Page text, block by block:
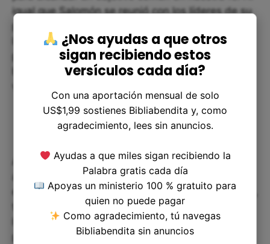
igual que Salomón se reunió con los líderes de su
pueblo, podemos buscar la compañía de otros
líderes en nuestra iglesia o comunidad religiosa
para trabajar en conjunto en proyectos que
busquen traer la presencia de Dios a nuestras
Además, la construcción del templo y la
actualización del culto a Dios en el templo nos
enseña que debemos dar nuestra mejor habilidad,
tiempo y esfuerzo para mostrar al Creador cuánto
lo amamos y agradecemos su cuidado y
protección en nuestras vidas.
¿Nos ayudas a que otros
sigan recibiendo estos
versículos cada día?
Con una aportación mensual de solo
US$1,99 sostienes Bibliabendita y, como
agradecimiento, lees sin anuncios.
Ayudas a que miles sigan recibiendo la
Palabra gratis cada día
Apoyas un ministerio 100 % gratuito para
quien no puede pagar
Como agradecimiento, tú navegas
Bibliabendita sin anuncios